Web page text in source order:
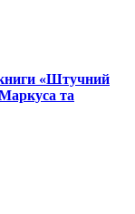
«Штучний
та